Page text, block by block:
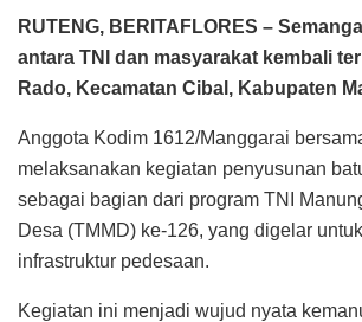
RUTENG, BERITAFLORES –
antara TNI dan masyarakat kembali
Rado, Kecamatan Cibal, Kabupaten
Anggota Kodim 1612/Manggarai
melaksanakan kegiatan penyusunan
sebagai bagian dari program TNI
Desa (TMMD) ke-126, yang digelar
infrastruktur pedesaan.
Kegiatan ini menjadi wujud nyata